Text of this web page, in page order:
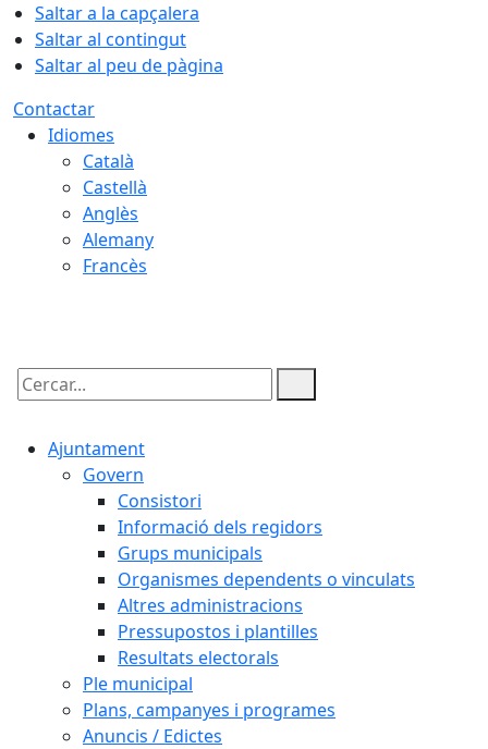
Saltar a la capçalera
Saltar al contingut
Saltar al peu de pàgina
Contactar
Idiomes
Català
Castellà
Anglès
Alemany
Francès
Cercar:
Ajuntament
Govern
Consistori
Informació dels regidors
Grups municipals
Organismes dependents o vinculats
Altres administracions
Pressupostos i plantilles
Resultats electorals
Ple municipal
Plans, campanyes i programes
Anuncis / Edictes